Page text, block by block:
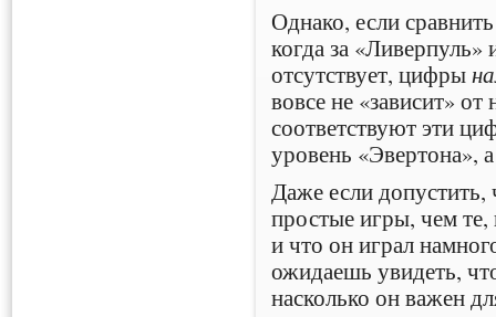
Однако, если
когда за «Ливерпуль»
отсутствует, цифры
вовсе не «зависит»
соответствуют эти
уровень «Эвертона»,
Даже если допустить,
простые игры, чем
и что он играл
ожидаешь увидеть,
насколько он важен